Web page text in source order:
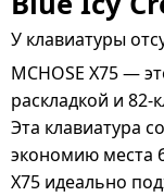
У клавиатуры
MCHOSE X75 —
раскладкой и
Эта клавиатура
экономию места
X75 идеально